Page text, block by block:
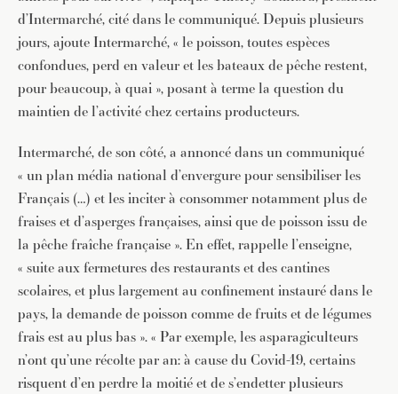
d’Intermarché, cité dans le communiqué. Depuis plusieurs
jours, ajoute Intermarché, « le poisson, toutes espèces
confondues, perd en valeur et les bateaux de pêche restent,
pour beaucoup, à quai », posant à terme la question du
maintien de l’activité chez certains producteurs.
Intermarché, de son côté, a annoncé dans un communiqué
« un plan média national d’envergure pour sensibiliser les
Français (…) et les inciter à consommer notamment plus de
fraises et d’asperges françaises, ainsi que de poisson issu de
la pêche fraîche française ». En effet, rappelle l’enseigne,
« suite aux fermetures des restaurants et des cantines
scolaires, et plus largement au confinement instauré dans le
pays, la demande de poisson comme de fruits et de légumes
frais est au plus bas ». « Par exemple, les asparagiculteurs
n’ont qu’une récolte par an: à cause du Covid-19, certains
risquent d’en perdre la moitié et de s’endetter plusieurs